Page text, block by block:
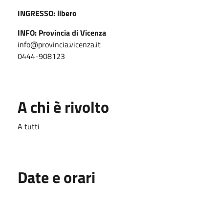
INGRESSO: libero
INFO: Provincia di Vicenza
info@provincia.vicenza.it
0444-908123
A chi è rivolto
A tutti
Date e orari